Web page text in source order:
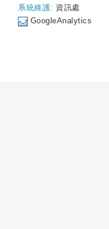
系統維護: 資訊處
GoogleAnalytics